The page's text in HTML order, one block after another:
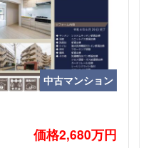
中古マンション
価格2,680万円